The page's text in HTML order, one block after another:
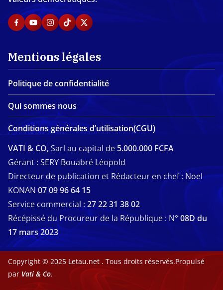
Mentions légales
Politique de confidentialité
Qui sommes nous
Conditions générales d’utilisation(CGU)
VATI & CO,Sarl au capital de 5.000.000 FCFA
Gérant : SERY Bouabré Léopold
Directeur de publication et Rédacteur en chef : Noel
KONAN 07 09 96 64 15
Service commercial : 27 22 31 38 02
Récépissé du Procureur de la République : N° 08D du
17 mars 2023
Copyright © 2025 Letau.net . Tous droits réservés.Propulsé
par Vati & Co.